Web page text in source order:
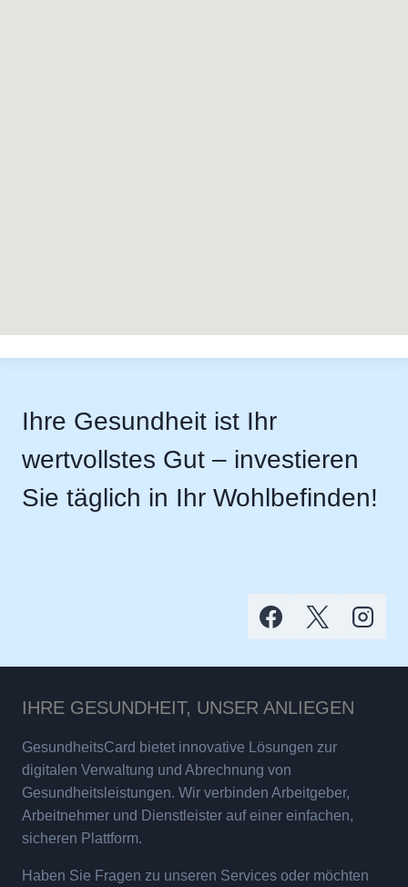
Ihre Gesundheit ist Ihr
wertvollstes Gut – investieren
Sie täglich in Ihr Wohlbefinden!
IHRE GESUNDHEIT, UNSER ANLIEGEN
GesundheitsCard bietet innovative Lösungen zur
digitalen Verwaltung und Abrechnung von
Gesundheitsleistungen. Wir verbinden Arbeitgeber,
Arbeitnehmer und Dienstleister auf einer einfachen,
sicheren Plattform.
Haben Sie Fragen zu unseren Services oder möchten